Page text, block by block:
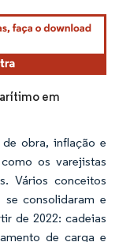
conforme CC BY 4.0.
em
obra, inflação e
os varejistas
Vários conceitos
consolidaram e
de 2022: cadeias
de carga e